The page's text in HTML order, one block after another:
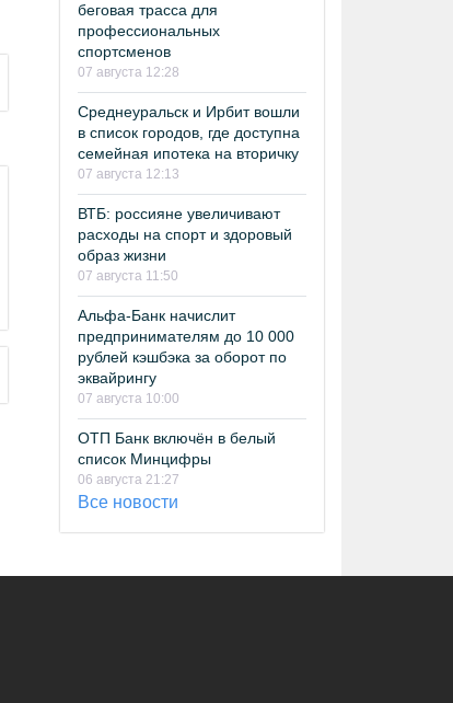
беговая трасса для
профессиональных
спортсменов
07 августа 12:28
Среднеуральск и Ирбит вошли
в список городов, где доступна
семейная ипотека на вторичку
07 августа 12:13
ВТБ: россияне увеличивают
расходы на спорт и здоровый
образ жизни
07 августа 11:50
Альфа-Банк начислит
предпринимателям до 10 000
рублей кэшбэка за оборот по
эквайрингу
07 августа 10:00
ОТП Банк включён в белый
список Минцифры
06 августа 21:27
Все новости